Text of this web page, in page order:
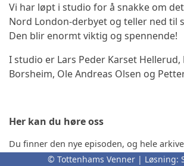
Vi har løpt i studio for å snakke om
Nord London-derbyet og teller ned til
Den blir enormt viktig og spennende!
I studio er Lars Peder Karset Hellerud,
Borsheim, Ole Andreas Olsen og
Her kan du høre oss
Du finner den nye episoden, og hele
pratemoro fra Tottenhams Venner, der du
© Tottenhams Venner | Løsning: